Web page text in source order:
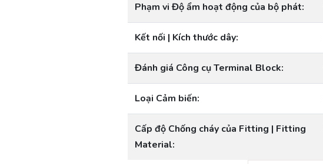
Phạm vi Độ ẩm hoạt động của bộ phát:
Kết nối | Kích thước dây:
Đánh giá Công cụ Terminal Block:
Loại Cảm biến:
Cấp độ Chống cháy của Fitting | Fitting
Material: